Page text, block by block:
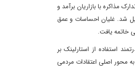
با بازاریان برآمد و
تبدیل شد. غلیان احساسات و عمق
خاتمه یافت.
استفاده از استارلینک بر
محور اصلی اعتقادات مردمی